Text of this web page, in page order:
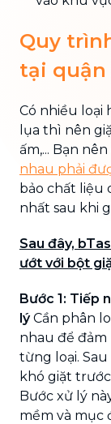
Quy
tại quận
Có nhiều loại
lụa thì nên
ấm,... Bạn
nhau phải
bảo chất
nhất sau khi
Sau đây,
ướt với bột
Bước 1: Tiếp
lýCần phân
nhau để
từng loại.
khó giặt
Bước xử lý
mềm và mục